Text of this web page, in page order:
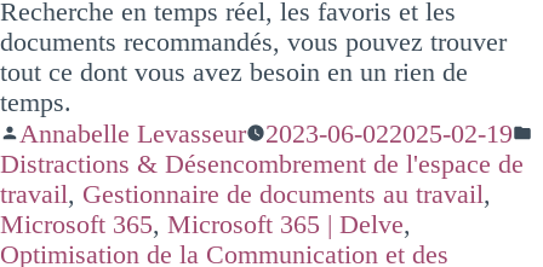
Recherche en temps réel, les favoris et les
documents recommandés, vous pouvez trouver
tout ce dont vous avez besoin en un rien de
temps.
Annabelle Levasseur
2023-06-022025-02-19
Distractions & Désencombrement de l'espace de
travail, Gestionnaire de documents au travail,
Microsoft 365, Microsoft 365 | Delve,
Optimisation de la Communication et des